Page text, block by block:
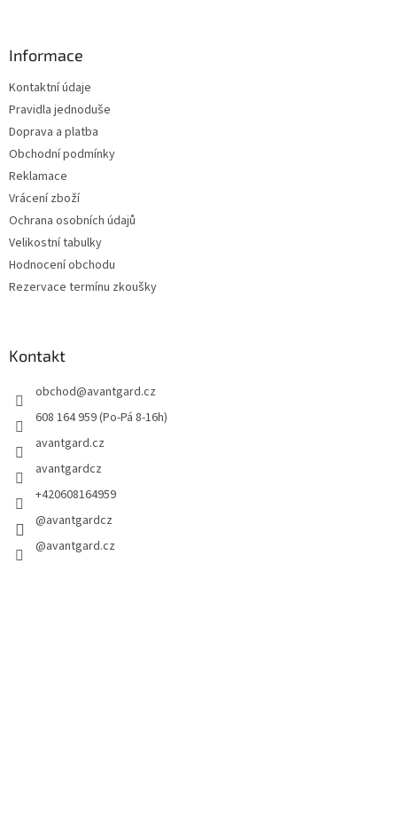
Informace
Kontaktní údaje
Pravidla jednoduše
Doprava a platba
Obchodní podmínky
Reklamace
Vrácení zboží
Ochrana osobních údajů
Velikostní tabulky
Hodnocení obchodu
Rezervace termínu zkoušky
Kontakt
obchod@avantgard.cz
608 164 959 (Po-Pá 8-16h)
avantgard.cz
avantgardcz
+420608164959
@avantgardcz
@avantgard.cz